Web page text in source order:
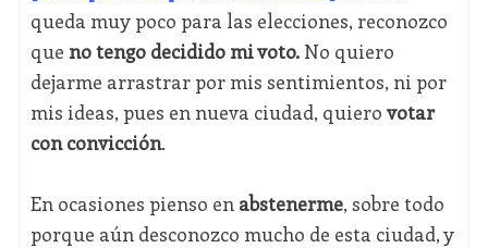
queda muy poco para las elecciones, reconozco
que no tengo decidido mi voto.No quiero
dejarme arrastrar por mis sentimientos, ni por
mis ideas, pues en nueva ciudad, quiero votar
con convicción.
En ocasiones pienso en abstenerme, sobre todo
porque aún desconozco mucho de esta ciudad, y